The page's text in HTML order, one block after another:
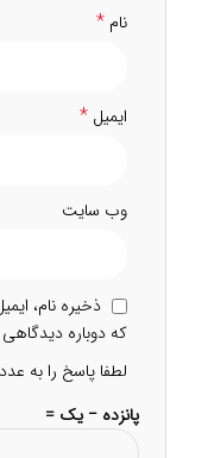
نام *
ایمیل *
وب‌ سایت
ذخیره نام،
که دوباره
لطفا پاسخ را به
پانزده − یک =